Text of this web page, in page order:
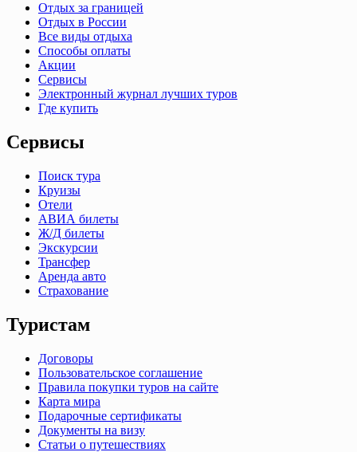
Отдых за границей
Отдых в России
Все виды отдыха
Способы оплаты
Акции
Сервисы
Электронный журнал лучших туров
Где купить
Сервисы
Поиск тура
Круизы
Отели
АВИА билеты
Ж/Д билеты
Экскурсии
Трансфер
Аренда авто
Страхование
Туристам
Договоры
Пользовательское соглашение
Правила покупки туров на сайте
Карта мира
Подарочные сертификаты
Документы на визу
Статьи о путешествиях